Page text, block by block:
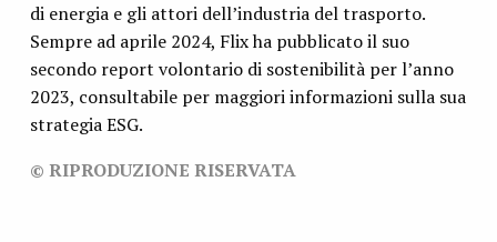
di energia e gli attori dell’industria del trasporto.
Sempre ad aprile 2024, Flix ha pubblicato il suo
secondo report volontario di sostenibilità per l’anno
2023, consultabile per maggiori informazioni sulla sua
strategia ESG.
© RIPRODUZIONE RISERVATA